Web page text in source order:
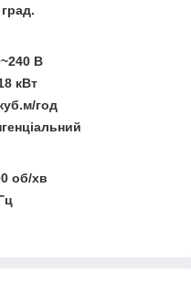
В
кВт
год
об/хв